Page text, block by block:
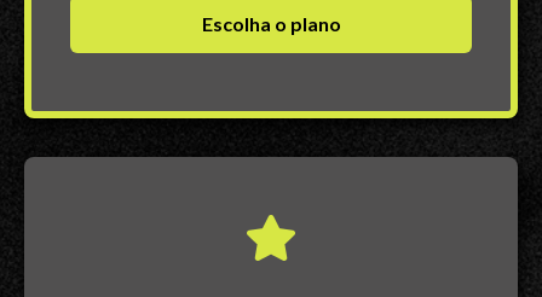
Escolha o plano